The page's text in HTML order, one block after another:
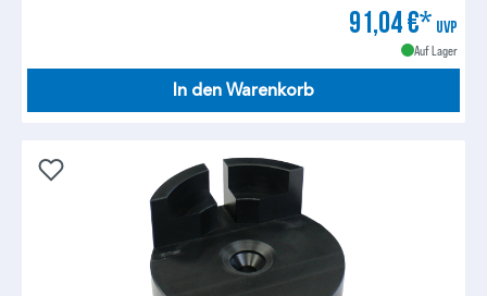
91,04 €* UVP
Auf Lager
In den Warenkorb